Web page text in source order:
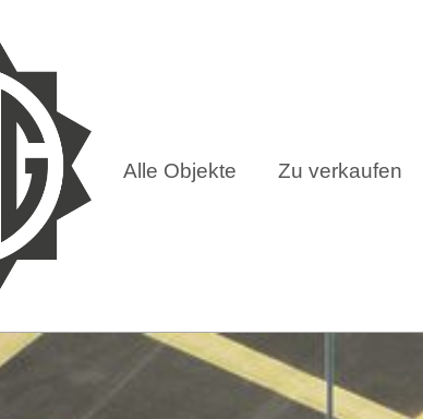
Alle Objekte Zu verkaufen